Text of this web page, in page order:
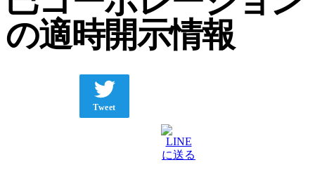
の適時開示情報
Tweet